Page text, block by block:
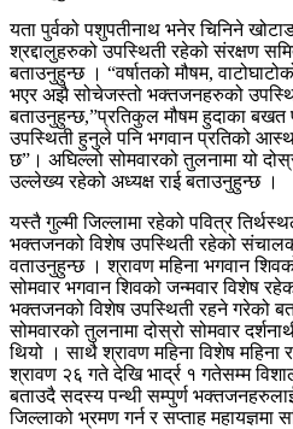
यता पुर्वको पशुपतीनाथ भनेर चिनिने
श्रद्दालुहरुको उपस्थिती रहेको संरक्षण
बताउनुहुन्छ । “वर्षातको मौषम,
भएर अझै सोचेजस्तो भक्तजनहरुको
बताउनुहुन्छ,”प्रतिकुल मौषम हुदाका
उपस्थिती हुनुले पनि भगवान प्रतिको
छ”। अघिल्लो सोमवारको तुलनामा यो
उल्लेख्य रहेको अध्यक्ष राई बताउनुहुन्छ ।
यस्तै गुल्मी जिल्लामा रहेको पवित्र
भक्तजनको विशेष उपस्थिती रहेको
वताउनुहुन्छ । श्रावण महिना भगवान
सोमवार भगवान शिवको जन्मवार विशेष
भक्तजनको विशेष उपस्थिती रहने गरेको
सोमवारको तुलनामा दोस्रो सोमवार
थियो । साथै श्रावण महिना विशेष महिना
श्रावण २६ गते देखि भार्द्र १ गतेसम्म
बताउदै सदस्य पन्थी सम्पुर्ण भक्तजनहरुलाई
जिल्लाको भ्रमण गर्न र सप्ताह